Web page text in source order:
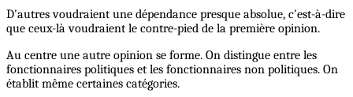
D'autres voudraient une dépendance presque absolue, c'est-à-dire
que ceux-là voudraient le contre-pied de la première opinion.
Au centre une autre opinion se forme. On distingue entre les
fonctionnaires politiques et les fonctionnaires non politiques. On
établit même certaines catégories.